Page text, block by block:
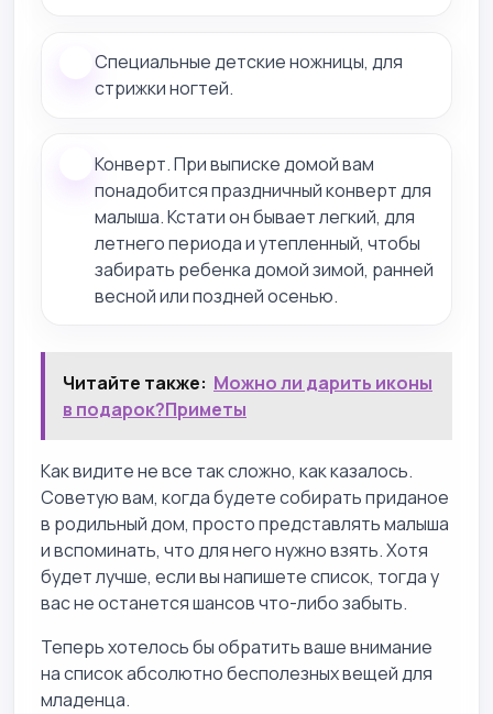
Специальные детские ножницы, для
стрижки ногтей.
Конверт. При выписке домой вам
понадобится праздничный конверт для
малыша. Кстати он бывает легкий, для
летнего периода и утепленный, чтобы
забирать ребенка домой зимой, ранней
весной или поздней осенью.
Читайте также: Можно ли дарить иконы
в подарок?Приметы
Как видите не все так сложно, как казалось.
Советую вам, когда будете собирать приданое
в родильный дом, просто представлять малыша
и вспоминать, что для него нужно взять. Хотя
будет лучше, если вы напишете список, тогда у
вас не останется шансов что-либо забыть.
Теперь хотелось бы обратить ваше внимание
на список абсолютно бесполезных вещей для
младенца.